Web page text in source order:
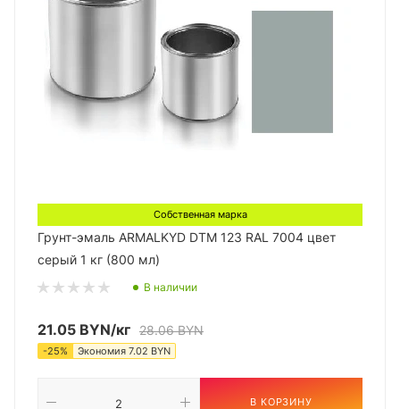
Собственная марка
Грунт-эмаль ARMALKYD DTM 123 RAL 7004 цвет
серый 1 кг (800 мл)
В наличии
21.05 BYN/кг 28.06BYN
-25% Экономия 7.02 BYN
В КОРЗИНУ